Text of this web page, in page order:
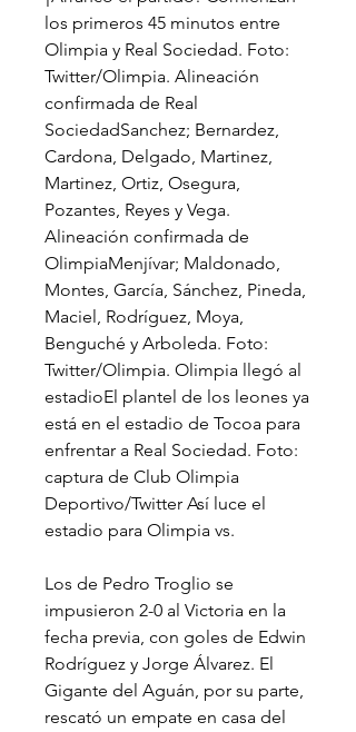
los primeros 45 minutos entre
Olimpia y Real Sociedad. Foto:
Twitter/Olimpia. Alineación
confirmada de Real
SociedadSanchez; Bernardez,
Cardona, Delgado, Martinez,
Martinez, Ortiz, Osegura,
Pozantes, Reyes y Vega.
Alineación confirmada de
OlimpiaMenjívar; Maldonado,
Montes, García, Sánchez, Pineda,
Maciel, Rodríguez, Moya,
Benguché y Arboleda. Foto:
Twitter/Olimpia. Olimpia llegó al
estadioEl plantel de los leones ya
está en el estadio de Tocoa para
enfrentar a Real Sociedad. Foto:
captura de Club Olimpia
Deportivo/Twitter Así luce el
estadio para Olimpia vs.
Los de Pedro Troglio se
impusieron 2-0 al Victoria en la
fecha previa, con goles de Edwin
Rodríguez y Jorge Álvarez. El
Gigante del Aguán, por su parte,
rescató un empate en casa del